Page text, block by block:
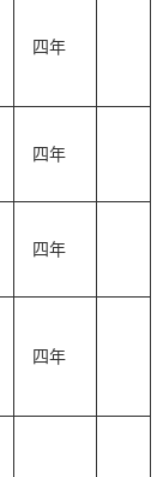
四年
四年
四年
四年